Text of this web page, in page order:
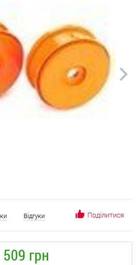
Відгуки Поділитися
509 грн